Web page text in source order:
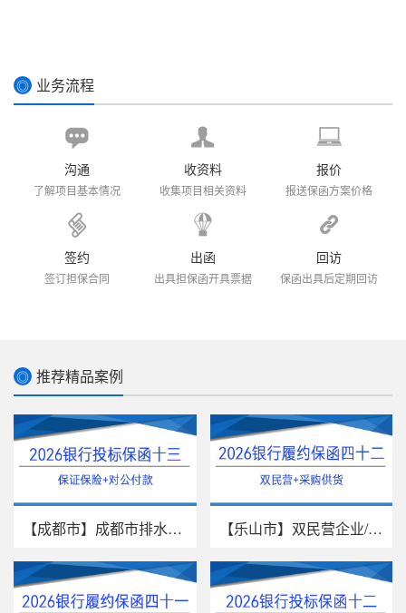
◎ 业务流程
沟通
了解项目基本情况
收资料
收集项目相关资料
报价
报送保函方案价格
签约
签订担保合同
出函
出具担保函开具票据
回访
保函出具后定期回访
◎ 推荐精品案例
【成都市】成都市排水有限责任公... 【乐山市】双民营企业/采购供货/...